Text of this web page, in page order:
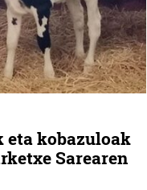
eta kobazuloak
Sarearen